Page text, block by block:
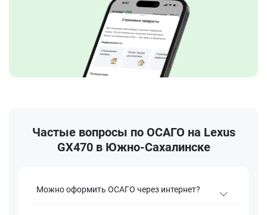
Частые вопросы по ОСАГО на Lexus
GX470 в Южно-Сахалинске
Можно оформить ОСАГО через интернет?